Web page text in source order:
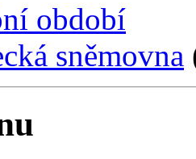
období
sněmovna